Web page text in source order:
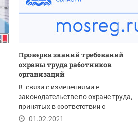
Проверка знаний требований
охраны труда работников
организаций
В связи с изменениями в
законодательстве по охране труда,
принятых в соответствии с
Федеральным законом от...
01.02.2021